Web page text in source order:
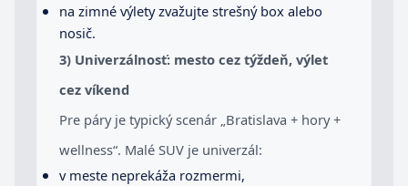
na zimné výlety zvažujte strešný box alebo
nosič.
3) Univerzálnosť: mesto cez týždeň, výlet
cez víkend
Pre páry je typický scenár „Bratislava + hory +
wellness“. Malé SUV je univerzál:
v meste neprekáža rozmermi,